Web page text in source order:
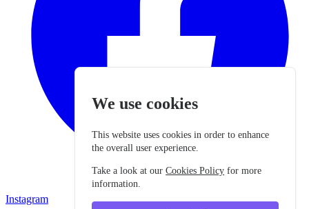
We use cookies
This website uses cookies in order to enhance
the overall user experience.
Take a look at ourCookies Policy for more
information.
Instagram